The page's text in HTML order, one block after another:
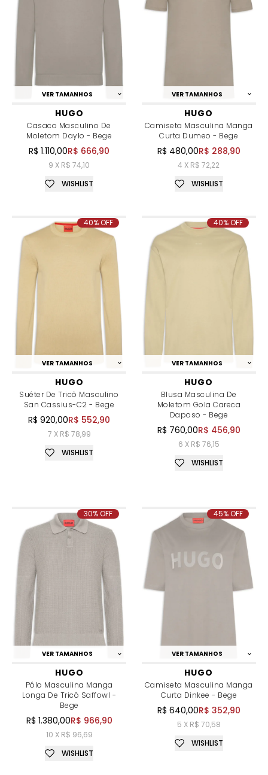
VER TAMANHOS
HUGO
Casaco Masculino De
Moletom Daylo - Bege
R$ 1.110,00R$ 666,90
9 X R$ 74,10
WISHLIST
VER TAMANHOS
HUGO
Camiseta Masculina Manga
Curta Dumeo - Bege
R$ 480,00R$ 288,90
4 X R$ 72,22
WISHLIST
VER TAMANHOS
HUGO
Suéter De Tricô Masculino
San Cassius-C2 - Bege
R$ 920,00R$ 552,90
7 X R$ 78,99
40% OFF
WISHLIST
VER TAMANHOS
HUGO
Blusa Masculina De
Moletom Gola Careca
Daposo - Bege
R$ 760,00R$ 456,90
6 X R$ 76,15
40% OFF
WISHLIST
VER TAMANHOS
HUGO
Pólo Masculina Manga
Longa De Tricô Saffowl -
Bege
R$ 1.380,00R$ 966,90
10 X R$ 96,69
30% OFF
WISHLIST
VER TAMANHOS
HUGO
Camiseta Masculina Manga
Curta Dinkee - Bege
R$ 640,00R$ 352,90
5 X R$ 70,58
45% OFF
WISHLIST